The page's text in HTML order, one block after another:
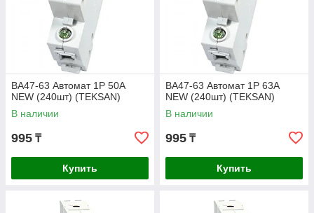
BA47-63 Автомат 1P 50A
NEW (240шт) (TEKSAN)
В наличии
995 ₸
Купить
BA47-63 Автомат 1P 63A
NEW (240шт) (TEKSAN)
В наличии
995 ₸
Купить